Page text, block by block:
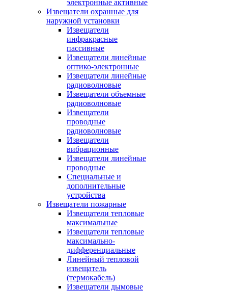
электронные активные
Извещатели охранные для
наружной установки
Извещатели
инфракрасные
пассивные
Извещатели линейные
оптико-электронные
Извещатели линейные
радиоволновые
Извещатели объемные
радиоволновые
Извещатели
проводные
радиоволновые
Извещатели
вибрационные
Извещатели линейные
проводные
Специальные и
дополнительные
устройства
Извещатели пожарные
Извещатели тепловые
максимальные
Извещатели тепловые
максимально-
дифференциальные
Линейный тепловой
извещатель
(термокабель)
Извещатели дымовые